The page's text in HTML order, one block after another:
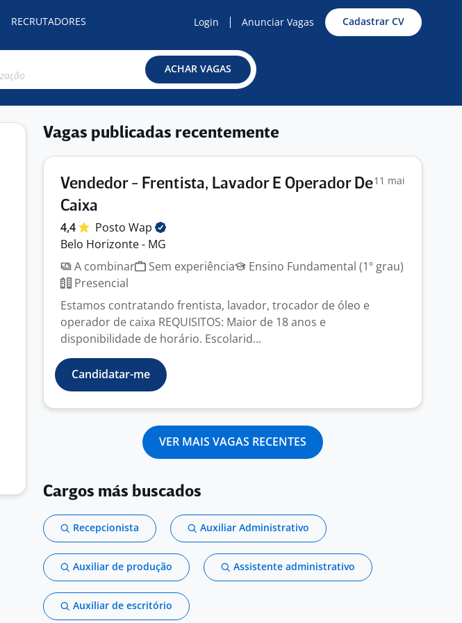
RECRUTADORES Login Anunciar Vagas Cadastrar CV
ACHAR VAGAS
Vagas publicadas recentemente
Vendedor - Frentista, Lavador E Operador De
Caixa
11 mai
4,4 Posto Wap
Belo Horizonte - MG
A combinar
Sem experiência
Ensino Fundamental (1º grau)
Presencial
Estamos contratando frentista, lavador, trocador de óleo e
operador de caixa REQUISITOS: Maior de 18 anos e
disponibilidade de horário. Escolarid...
Candidatar-me
VER MAIS VAGAS RECENTES
Cargos más buscados
Recepcionista Auxiliar Administrativo
Auxiliar de produção Assistente administrativo
Auxiliar de escritório